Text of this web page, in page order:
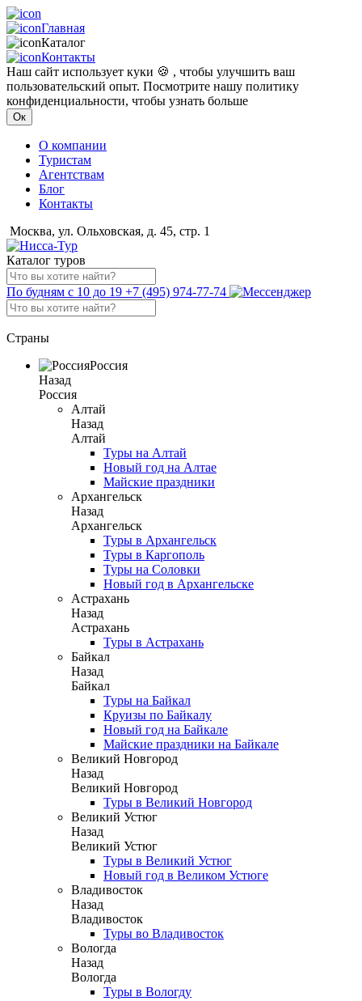
Главная
Каталог
Контакты
Наш сайт использует куки 🍪 , чтобы улучшить ваш
пользовательский опыт. Посмотрите нашу политику
конфиденциальности, чтобы узнать больше
Ок
О компании
Туристам
Агентствам
Блог
Контакты
Москва, ул. Ольховская, д. 45, стр. 1
Каталог туров
По будням с 10 до 19 +7 (495) 974-77-74
Страны
Россия
Назад
Россия
Алтай
Назад
Алтай
Туры на Алтай
Новый год на Алтае
Майские праздники
Архангельск
Назад
Архангельск
Туры в Архангельск
Туры в Каргополь
Туры на Соловки
Новый год в Архангельске
Астрахань
Назад
Астрахань
Туры в Астрахань
Байкал
Назад
Байкал
Туры на Байкал
Круизы по Байкалу
Новый год на Байкале
Майские праздники на Байкале
Великий Новгород
Назад
Великий Новгород
Туры в Великий Новгород
Великий Устюг
Назад
Великий Устюг
Туры в Великий Устюг
Новый год в Великом Устюге
Владивосток
Назад
Владивосток
Туры во Владивосток
Вологда
Назад
Вологда
Туры в Вологду